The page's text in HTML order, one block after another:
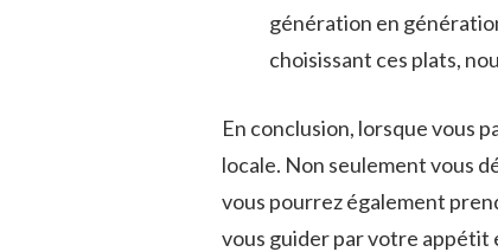
génération‍ en
choisissant ⁢ces plats,
En conclusion, lorsque vous
locale.⁤ Non seulement vous
vous pourrez également
vous​ guider par⁤ votre‍ appétit